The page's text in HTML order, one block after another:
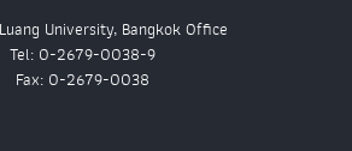
University, Bangkok Office
Tel: 0-2679-0038-9
Fax: 0-2679-0038